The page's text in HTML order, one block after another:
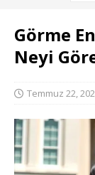
Görme
Neyi
Temmuz 22,